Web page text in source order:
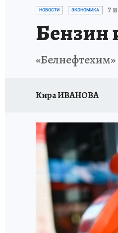
НОВОСТИ ЭКОНОМИКА 7
Бензин
«Белнефтехим»
Кира ИВАНОВА